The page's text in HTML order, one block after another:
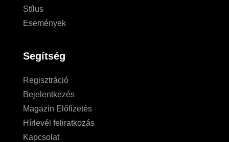
Stílus
Események
Segítség
Regisztráció
Bejelentkezés
Magazin Előfizetés
Hírlevél feliratkozás
Kapcsolat